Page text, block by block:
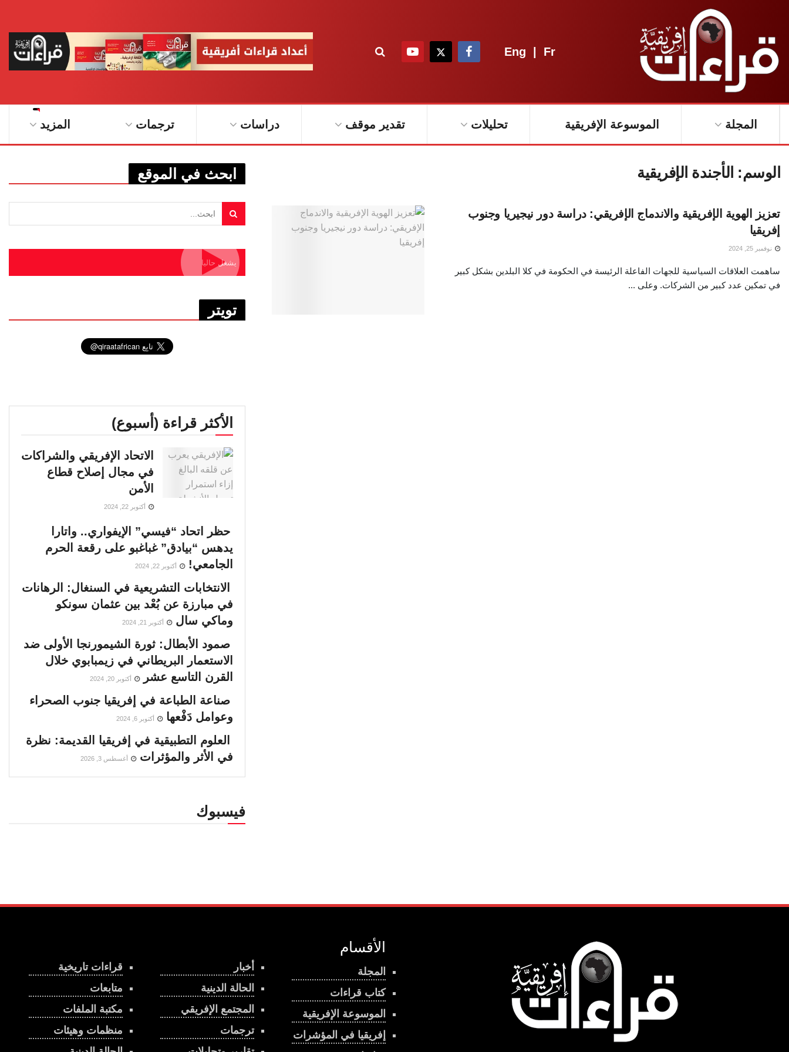
Eng | Fr
المجلة الموسوعة الإفريقية تحليلات تقدير موقف دراسات ترجمات المزيد
الوسم: الأجندة الإفريقية
تعزيز الهوية الإفريقية والاندماج الإفريقي: دراسة دور نيجيريا وجنوب
إفريقيا
نوفمبر 25, 2024
ساهمت العلاقات السياسية للجهات الفاعلة الرئيسة في الحكومة في كلا البلدين بشكل كبير
في تمكين عدد كبير من الشركات. وعلى ...
ابحث في الموقع
يشغل حاليا
تويتر
الأكثر قراءة (أسبوع)
الاتحاد الإفريقي والشراكات
في مجال إصلاح قطاع
الأمن
أكتوبر 22, 2024
حظر اتحاد “فيسي” الإيفواري.. واتارا
يدهس “بيادق” غباغبو على رقعة الحرم
الجامعي!
أكتوبر 22, 2024
الانتخابات التشريعية في السنغال: الرهانات
في مبارزة عن بُعْد بين عثمان سونكو
وماكي سال
أكتوبر 21, 2024
صمود الأبطال: ثورة الشيمورنجا الأولى ضد
الاستعمار البريطاني في زيمبابوي خلال
القرن التاسع عشر
أكتوبر 20, 2024
صناعة الطباعة في إفريقيا جنوب الصحراء
وعوامل دَفْعها
أكتوبر 6, 2024
العلوم التطبيقية في إفريقيا القديمة: نظرة
في الأثر والمؤثرات
أغسطس 3, 2026
فيسبوك
قراءات تاريخية
متابعات
مكتبة الملفات
منظمات وهيئات
أخبار
الحالة الدينية
المجتمع الإفريقي
ترجمات
الأقسام
المجلة
كتاب قراءات
الموسوعة الإفريقية
إفريقيا في المؤشرات